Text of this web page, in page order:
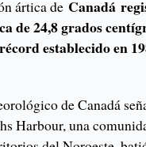
ártica de Canadá
de 24,8 grados
establecido en
de Canadá
Harbour, una